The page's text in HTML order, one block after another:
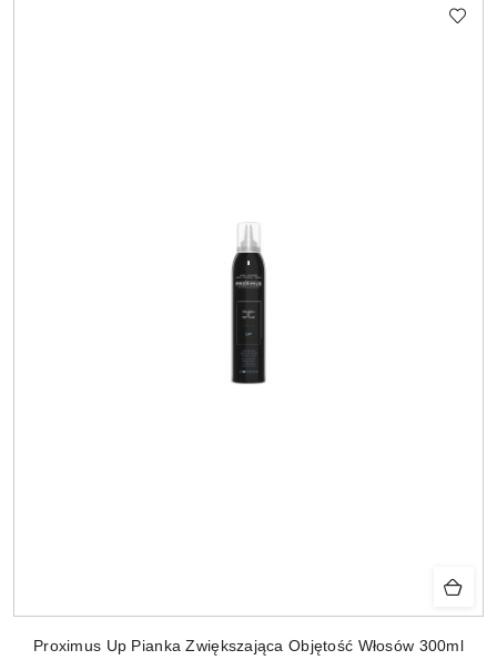
Proximus Up Pianka Zwiększająca Objętość Włosów 300ml